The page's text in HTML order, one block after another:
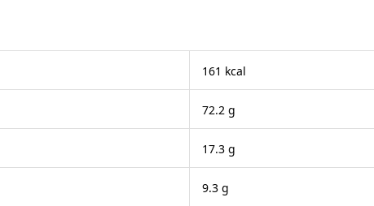
161 kcal
72.2 g
17.3 g
9.3 g